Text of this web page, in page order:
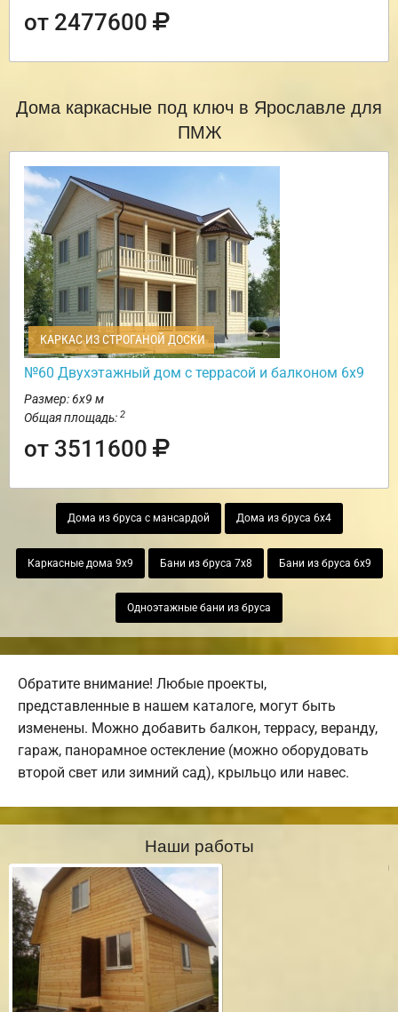
от 2477600
Дома каркасные под ключ в Ярославле для
ПМЖ
КАРКАС ИЗ СТРОГАНОЙ ДОСКИ
№60 Двухэтажный дом с террасой и балконом 6х9
Размер: 6х9 м
Общая площадь: 2
от 3511600
Дома из бруса с мансардой Дома из бруса 6х4
Каркасные дома 9х9 Бани из бруса 7х8 Бани из бруса 6х9
Одноэтажные бани из бруса
Обратите внимание! Любые проекты,
представленные в нашем каталоге, могут быть
изменены. Можно добавить балкон, террасу, веранду,
гараж, панорамное остекление (можно оборудовать
второй свет или зимний сад), крыльцо или навес.
Наши работы